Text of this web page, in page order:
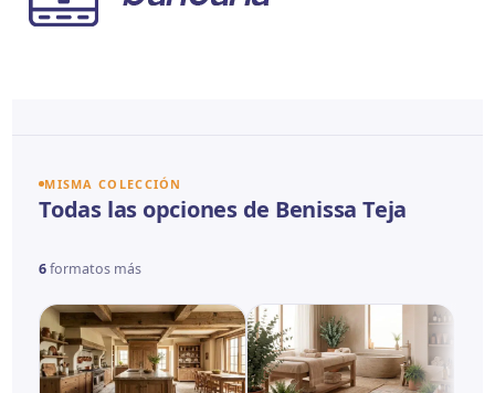
MISMA COLECCIÓN
Todas las opciones de Benissa Teja
6formatos más